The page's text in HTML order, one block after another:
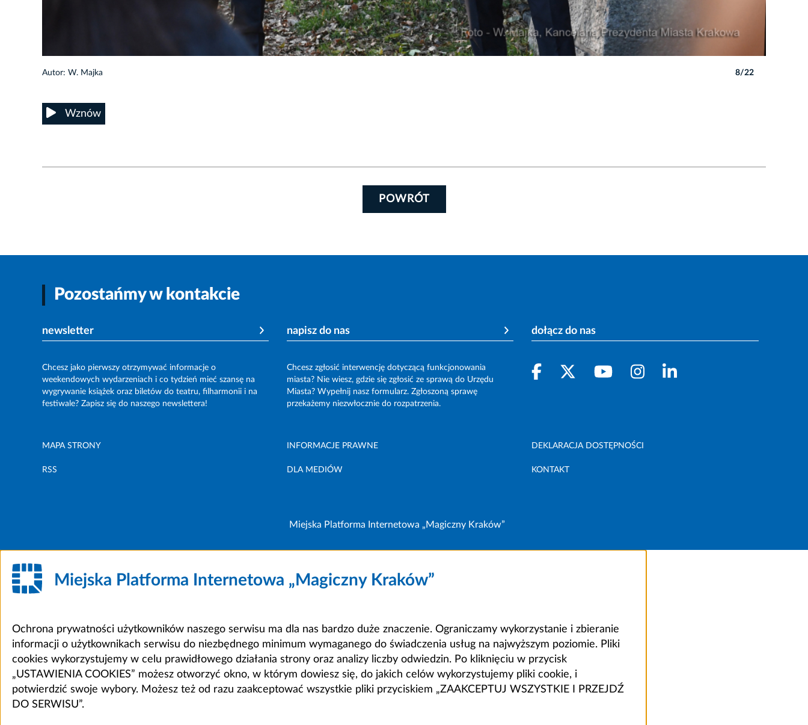
Autor: W. Majka 8/22
Wznów
POWRÓT
Pozostańmy w kontakcie
newsletter
Chcesz jako pierwszy otrzymywać informacje o
weekendowych wydarzeniach i co tydzień mieć szansę na
wygrywanie książek oraz biletów do teatru, filharmonii i na
festiwale? Zapisz się do naszego newslettera!
napisz do nas
Chcesz zgłosić interwencję dotyczącą funkcjonowania
miasta? Nie wiesz, gdzie się zgłosić ze sprawą do Urzędu
Miasta? Wypełnij nasz formularz. Zgłoszoną sprawę
przekażemy niezwłocznie do rozpatrzenia.
dołącz do nas
MAPA STRONY INFORMACJE PRAWNE DEKLARACJA DOSTĘPNOŚCI
RSS DLA MEDIÓW KONTAKT
Miejska Platforma Internetowa „Magiczny Kraków”
Miejska Platforma Internetowa „Magiczny Kraków”
Ochrona prywatności użytkowników naszego serwisu ma dla nas bardzo duże znaczenie. Ograniczamy wykorzystanie i zbieranie
informacji o użytkownikach serwisu do niezbędnego minimum wymaganego do świadczenia usług na najwyższym poziomie. Pliki
cookies wykorzystujemy w celu prawidłowego działania strony oraz analizy liczby odwiedzin. Po kliknięciu w przycisk
„USTAWIENIA COOKIES” możesz otworzyć okno, w którym dowiesz się, do jakich celów wykorzystujemy pliki cookie, i
potwierdzić swoje wybory. Możesz też od razu zaakceptować wszystkie pliki przyciskiem „ZAAKCEPTUJ WSZYSTKIE I PRZEJDŹ
DO SERWISU”.